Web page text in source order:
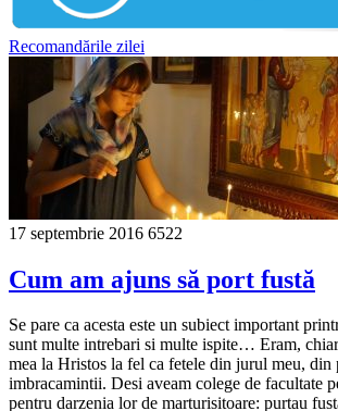
Recomandările zilei
17 septembrie 2016 6522
Cum am ajuns să port fustă
Se pare ca acesta este un subiect important
sunt multe intrebari si multe ispite… Eram,
mea la Hristos la fel ca fetele din jurul meu, din
imbracamintii. Desi aveam colege de facultate
pentru darzenia lor de marturisitoare: purtau